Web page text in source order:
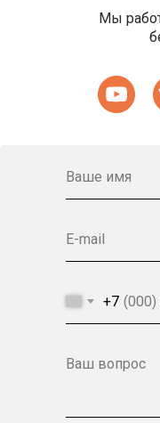
Ваше имя
E-mail
+7
Ваш вопрос
Мы